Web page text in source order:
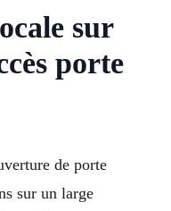
sur
porte
de porte
sur un large